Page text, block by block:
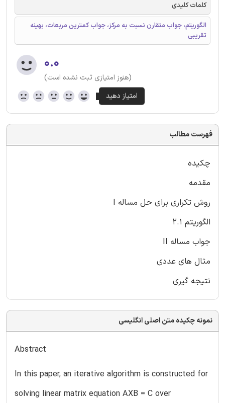
کلمات کلیدی
الگوریتم، جواب متقارن نسبت به مرکز، جواب کمترین مربعات، بهینه
تقریبی
۰.۰
(هنوز امتیازی ثبت نشده است)
فهرست مطالب
چکیده
مقدمه
روش تکراری برای حل مساله I
الگوریتم 2.1
جواب مساله II
مثال های عددی
نتیجه گیری
نمونه چکیده متن اصلی انگلیسی
Abstract
In this paper, an iterative algorithm is constructed for
solving linear matrix equation AXB = C over